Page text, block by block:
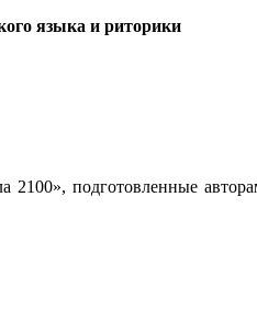
языка и риторики
подготовленные